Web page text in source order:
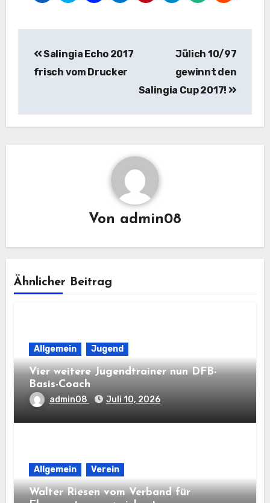
Salingia Echo 2017
frisch vom Drucker
Jülich 10/97
gewinnt den
Salingia Cup 2017!
Von admin08
Ähnlicher Beitrag
Allgemein Jugend
Vier weitere Jugendtrainer nun DFB-
Basis-Coach
admin08 Juli 10, 2026
Allgemein Verein
Walter Riesen vom Verband für